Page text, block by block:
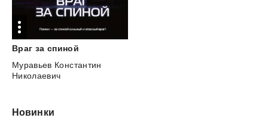
Враг за спиной
Муравьев Константин
Николаевич
Новинки